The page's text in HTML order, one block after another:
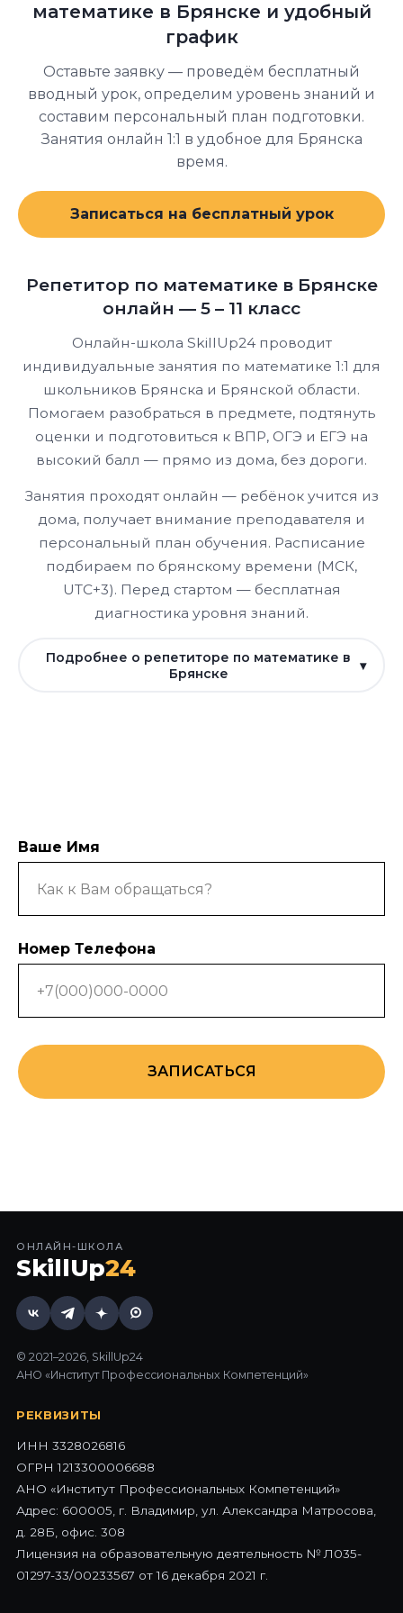
математике в Брянске и удобный
график
Оставьте заявку — проведём бесплатный
вводный урок, определим уровень знаний и
составим персональный план подготовки.
Занятия онлайн 1:1 в удобное для Брянска
время.
Записаться на бесплатный урок
Репетитор по математике в Брянске
онлайн — 5 – 11 класс
Онлайн-школа SkillUp24 проводит
индивидуальные занятия по математике 1:1 для
школьников Брянска и Брянской области.
Помогаем разобраться в предмете, подтянуть
оценки и подготовиться к ВПР, ОГЭ и ЕГЭ на
высокий балл — прямо из дома, без дороги.
Занятия проходят онлайн — ребёнок учится из
дома, получает внимание преподавателя и
персональный план обучения. Расписание
подбираем по брянскому времени (МСК,
UTC+3). Перед стартом — бесплатная
диагностика уровня знаний.
Подробнее о репетиторе по математике в
Брянске
Ваше Имя
Номер Телефона
ЗАПИСАТЬСЯ
ОНЛАЙН-ШКОЛА
SkillUp24
© 2021–2026, SkillUp24
АНО «Институт Профессиональных Компетенций»
РЕКВИЗИТЫ
ИНН 3328026816
ОГРН 1213300006688
АНО «Институт Профессиональных Компетенций»
Адрес: 600005, г. Владимир, ул. Александра Матросова,
д. 28Б, офис. 308
Лицензия на образовательную деятельность № Л035-
01297-33/00233567 от 16 декабря 2021 г.